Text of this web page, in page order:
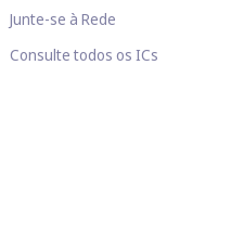
Junte-se à Rede
Consulte todos os ICs